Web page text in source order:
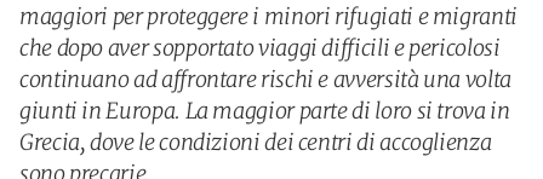
maggiori per proteggere i minori rifugiati e migranti
che dopo aver sopportato viaggi difficili e pericolosi
continuano ad affrontare rischi e avversità una volta
giunti in Europa. La maggior parte di loro si trova in
Grecia, dove le condizioni dei centri di accoglienza